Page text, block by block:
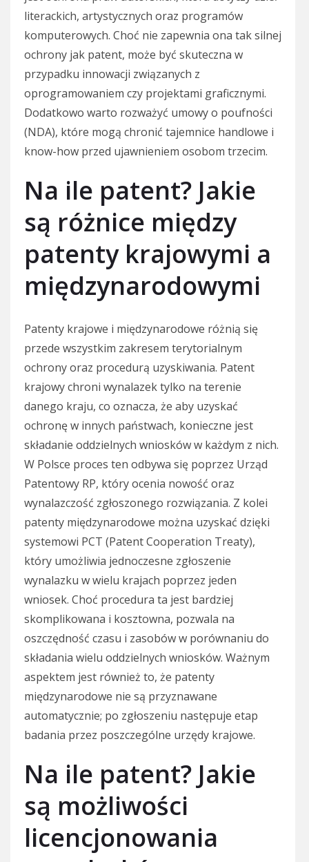
literackich, artystycznych oraz programów
komputerowych. Choć nie zapewnia ona tak silnej
ochrony jak patent, może być skuteczna w
przypadku innowacji związanych z
oprogramowaniem czy projektami graficznymi.
Dodatkowo warto rozważyć umowy o poufności
(NDA), które mogą chronić tajemnice handlowe i
know-how przed ujawnieniem osobom trzecim.
Na ile patent? Jakie
są różnice między
patenty krajowymi a
międzynarodowymi
Patenty krajowe i międzynarodowe różnią się
przede wszystkim zakresem terytorialnym
ochrony oraz procedurą uzyskiwania. Patent
krajowy chroni wynalazek tylko na terenie
danego kraju, co oznacza, że aby uzyskać
ochronę w innych państwach, konieczne jest
składanie oddzielnych wniosków w każdym z nich.
W Polsce proces ten odbywa się poprzez Urząd
Patentowy RP, który ocenia nowość oraz
wynalazczość zgłoszonego rozwiązania. Z kolei
patenty międzynarodowe można uzyskać dzięki
systemowi PCT (Patent Cooperation Treaty),
który umożliwia jednoczesne zgłoszenie
wynalazku w wielu krajach poprzez jeden
wniosek. Choć procedura ta jest bardziej
skomplikowana i kosztowna, pozwala na
oszczędność czasu i zasobów w porównaniu do
składania wielu oddzielnych wniosków. Ważnym
aspektem jest również to, że patenty
międzynarodowe nie są przyznawane
automatycznie; po zgłoszeniu następuje etap
badania przez poszczególne urzędy krajowe.
Na ile patent? Jakie
są możliwości
licencjonowania